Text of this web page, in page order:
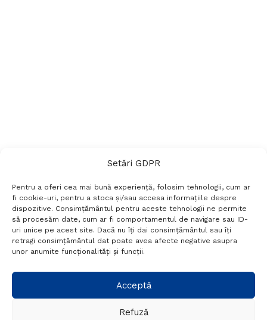
Setări GDPR
Pentru a oferi cea mai bună experiență, folosim tehnologii, cum ar
fi cookie-uri, pentru a stoca și/sau accesa informațiile despre
dispozitive. Consimțământul pentru aceste tehnologii ne permite
să procesăm date, cum ar fi comportamentul de navigare sau ID-
uri unice pe acest site. Dacă nu îți dai consimțământul sau îți
retragi consimțământul dat poate avea afecte negative asupra
unor anumite funcționalități și funcții.
Acceptă
Refuză
Termeni si conditii
Politică de confidențialitate
Politica cookies
Setări GDPR
+40 788 760 194